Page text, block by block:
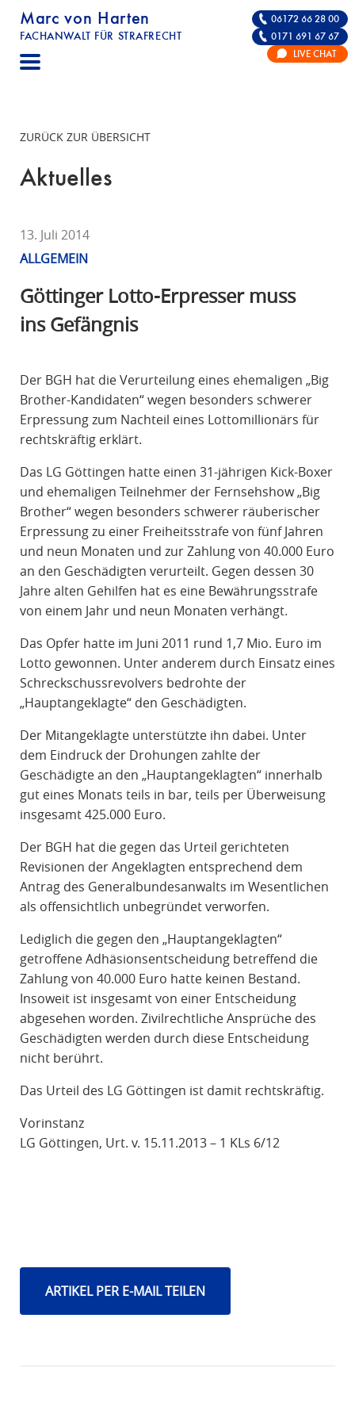
Marc von Harten
FACHANWALT FÜR STRAFRECHT
STRAFRECHT | RECHTSANWALT FÜR DIE
06172 66 28 00
0171 691 67 67
LIVE CHAT
ZURÜCK ZUR ÜBERSICHT
Aktuelles
13. Juli 2014
ALLGEMEIN
Göttinger Lotto-Erpresser muss
ins Gefängnis
Der BGH hat die Verurteilung eines ehemaligen „Big
Brother-Kandidaten“ wegen besonders schwerer
Erpressung zum Nachteil eines Lottomillionärs für
rechtskräftig erklärt.
Das LG Göttingen hatte einen 31-jährigen Kick-Boxer
und ehemaligen Teilnehmer der Fernsehshow „Big
Brother“ wegen besonders schwerer räuberischer
Erpressung zu einer Freiheitsstrafe von fünf Jahren
und neun Monaten und zur Zahlung von 40.000 Euro
an den Geschädigten verurteilt. Gegen dessen 30
Jahre alten Gehilfen hat es eine Bewährungsstrafe
von einem Jahr und neun Monaten verhängt.
Das Opfer hatte im Juni 2011 rund 1,7 Mio. Euro im
Lotto gewonnen. Unter anderem durch Einsatz eines
Schreckschussrevolvers bedrohte der
„Hauptangeklagte“ den Geschädigten.
Der Mitangeklagte unterstützte ihn dabei. Unter
dem Eindruck der Drohungen zahlte der
Geschädigte an den „Hauptangeklagten“ innerhalb
gut eines Monats teils in bar, teils per Überweisung
insgesamt 425.000 Euro.
Der BGH hat die gegen das Urteil gerichteten
Revisionen der Angeklagten entsprechend dem
Antrag des Generalbundesanwalts im Wesentlichen
als offensichtlich unbegründet verworfen.
Lediglich die gegen den „Hauptangeklagten“
getroffene Adhäsionsentscheidung betreffend die
Zahlung von 40.000 Euro hatte keinen Bestand.
Insoweit ist insgesamt von einer Entscheidung
abgesehen worden. Zivilrechtliche Ansprüche des
Geschädigten werden durch diese Entscheidung
nicht berührt.
Das Urteil des LG Göttingen ist damit rechtskräftig.
Vorinstanz
LG Göttingen, Urt. v. 15.11.2013 – 1 KLs 6/12
ARTIKEL PER E-MAIL TEILEN